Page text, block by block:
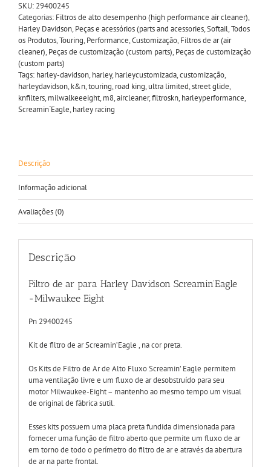
SKU: 29400245
Categorias: Filtros de alto desempenho (high performance air cleaner),
Harley Davidson, Peças e acessórios (parts and acessories,Softail,Todos
os Produtos,Touring, Performance,Customização, Filtros de ar (air
cleaner), Peças de customização (custom parts), Peças de customização
(custom parts)
Tags: harley-davidson, harley, harleycustomizada,customização,
harleydavidson, k&n,touring, road king, ultra limited,street glide,
knfilters, milwalkeeeight, m8,aircleaner,filtroskn, harleyperformance,
Screamin´Eagle, harley racing
Descrição
Informação adicional
Avaliações (0)
Descrição
Filtro de ar para Harley Davidson Screamin’Eagle
-Milwaukee Eight
Pn 29400245
Kit de filtro de ar Screamin’Eagle , na cor preta.
Os Kits de Filtro de Ar de Alto Fluxo Screamin’ Eagle permitem
uma ventilação livre e um fluxo de ar desobstruído para seu
motor Milwaukee-Eight – mantenho ao mesmo tempo um visual
de original de fábrica sutil.
Esses kits possuem uma placa preta fundida dimensionada para
fornecer uma função de filtro aberto que permite um fluxo de ar
em torno de todo o perímetro do filtro de ar e através da abertura
de ar na parte frontal.